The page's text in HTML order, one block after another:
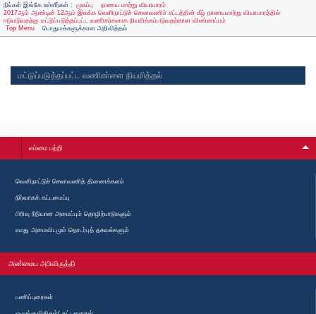
நீங்கள் இங்கே உள்ளீர்கள் : முகப்பு
நாணய மாற்று வியாபாரம்
2017ஆம் ஆண்டின் 12ஆம் இலக்க வெளிநாட்டுச் செலாவணிச் சட்டத்தின் கீழ் நாணயமாற்று வியாபாரத்தில்
ஈடுபடுவதற்கு மட்டுப்படுத்தப்பட்ட வணிகர்களாக நியமிக்கப்படுவதற்கான விண்ணப்பம்
Top Menu
பொதுமக்களுக்கான அறிவித்தல்
மட்டுப்படுத்தப்பட்ட வணிகா்ளை நியமித்தல்
எம்மை பற்றி
வௌிநாட்டுச் செலாவணித் திணைக்களம்
நிர்வாகக் கட்டமைப்பு
பிரிவு ரீதியான அமைப்பும் தொழிற்பாடுகளும்
எமது அமைவிடமும் தொடர்புத் தகவல்களும்
அண்மைய அபிவிருத்தி
பணிப்புரைகள்